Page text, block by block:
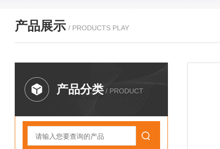
产品展示 / PRODUCTS PLAY
产品分类 / PRODUCT